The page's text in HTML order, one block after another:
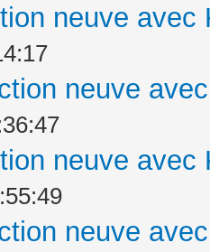
neuve avec
neuve
neuve avec
neuve